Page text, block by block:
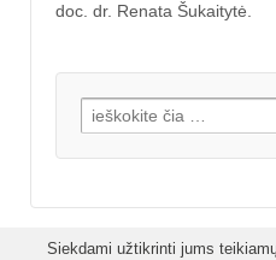
doc. dr. Renata Šukaitytė.
Search for:
Siekdami užtikrinti jums